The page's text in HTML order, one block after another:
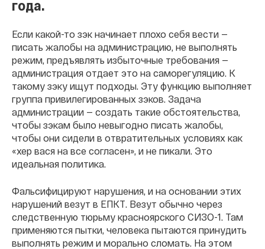
года.
Если какой-то зэк начинает плохо себя вести —
писать жалобы на администрацию, не выполнять
режим, предъявлять избыточные требования —
администрация отдает это на саморегуляцию. К
такому зэку ищут подходы. Эту функцию выполняет
группа привилегированных зэков. Задача
администрации — создать такие обстоятельства,
чтобы зэкам было невыгодно писать жалобы,
чтобы они сидели в отвратительных условиях как
«хер вася на все согласен», и не пикали. Это
идеальная политика.
Фальсифицируют нарушения, и на основании этих
нарушений везут в ЕПКТ. Везут обычно через
следственную тюрьму красноярского СИЗО-1. Там
применяются пытки, человека пытаются принудить
выполнять режим и морально сломать. На этом